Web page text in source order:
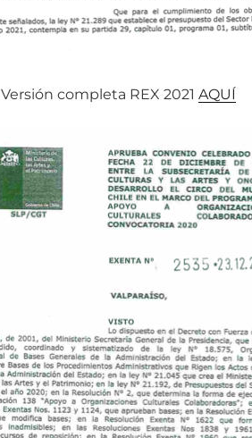
Versión completa REX 2021 AQUÍ